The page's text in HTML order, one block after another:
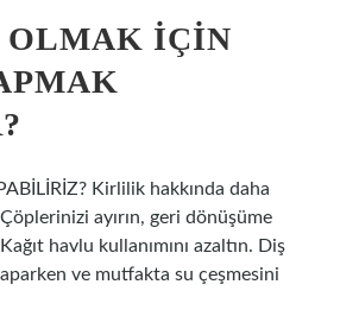
OLMAK IÇIN
Kirlilik hakkında daha
ayırın, geri dönüşüme
havlu kullanımını azaltın. Diş
ve mutfakta su çeşmesini